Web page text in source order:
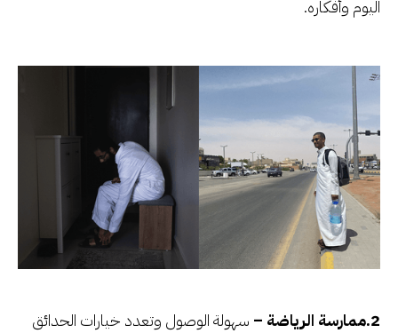
اليوم وأفكاره.
2.ممارسة الرياضة – سهولة الوصول وتعدد خيارات الحدائق